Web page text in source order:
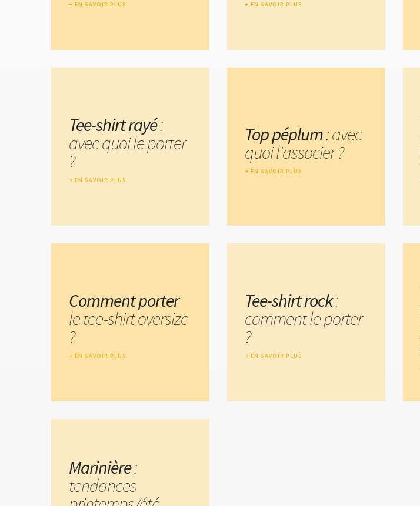
EN SAVOIR PLUS EN SAVOIR PLUS
Tee-shirt rayé:
avec quoi le porter
?
EN SAVOIR PLUS
Top péplum: avec
quoi l'associer ?
EN SAVOIR PLUS
Comment porter
le tee-shirt oversize
?
EN SAVOIR PLUS
Tee-shirt rock:
comment le porter
?
EN SAVOIR PLUS
Marinière:
tendances